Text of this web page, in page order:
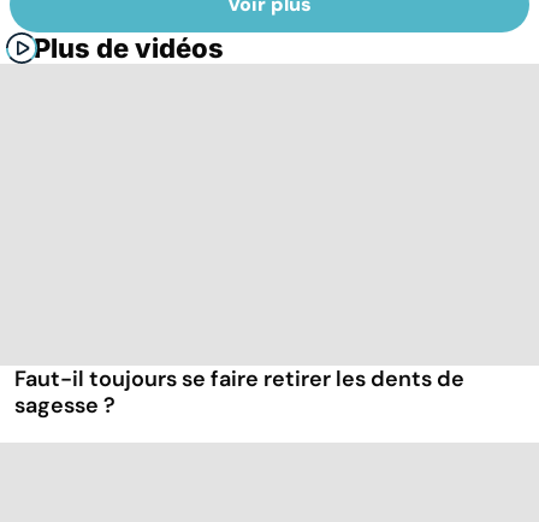
Plus de vidéos
Faut-il toujours se faire retirer les dents de
sagesse ?